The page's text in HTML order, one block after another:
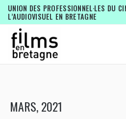
UNION DES PROFESSIONNEL·LES DU
L’AUDIOVISUEL EN BRETAGNE
MARS, 2021